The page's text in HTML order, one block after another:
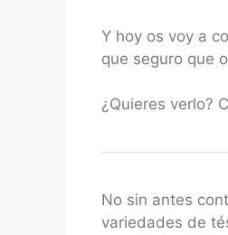
Y hoy os voy a
que seguro que
¿Quieres verlo?
No sin antes
variedades de